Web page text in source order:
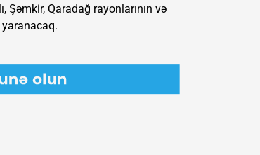
Qaradağ rayonlarının və